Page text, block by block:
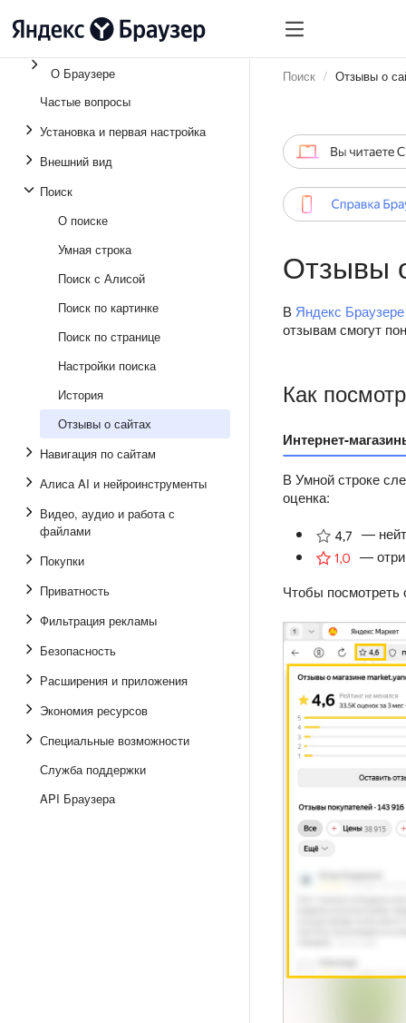
О Браузере
Частые вопросы
Установка и первая настройка
Внешний вид
Поиск
О поиске
Умная строка
Поиск с Алисой
Поиск по картинке
Поиск по странице
Настройки поиска
История
Отзывы о сайтах
Навигация по сайтам
Алиса AI и нейроинструменты
Видео, аудио и работа с
файлами
Покупки
Приватность
Фильтрация рекламы
Безопасность
Расширения и приложения
Экономия ресурсов
Специальные возможности
Служба поддержки
API Браузера
Поиск Отзывы о
Отзывы
В Яндекс Браузере
отзывам смогут
Как
Интернет-
В Умной строке
оценка:
—
—
Чтобы